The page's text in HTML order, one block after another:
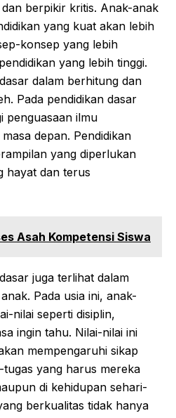
berpikir kritis. Anak-anak
yang kuat akan lebih
konsep yang lebih
yang lebih tinggi.
dalam berhitung dan
Pada pendidikan dasar
penguasaan ilmu
depan. Pendidikan
yang diperlukan
hayat dan terus
Asah Kompetensi Siswa
juga terlihat dalam
Pada usia ini, anak-
nilai seperti disiplin,
ingin tahu. Nilai-nilai ini
mempengaruhi sikap
yang harus mereka
di kehidupan sehari-
berkualitas tidak hanya